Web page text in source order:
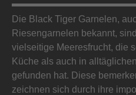
Die Black Tiger Garnelen,
Riesengarnelen bekannt,
vielseitige Meeresfrucht, die
Küche als auch in
gefunden hat. Diese
zeichnen sich durch ihre